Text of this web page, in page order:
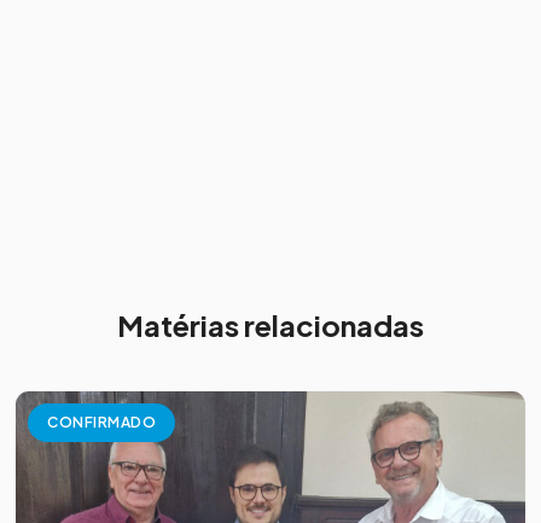
Matérias relacionadas
CONFIRMADO